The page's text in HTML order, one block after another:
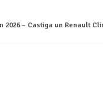
2026 – Castiga un Renault